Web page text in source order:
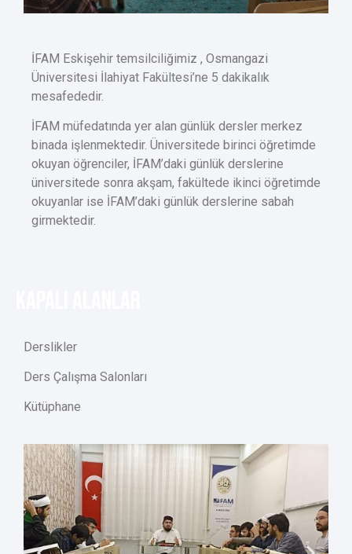
İFAM Eskişehir temsilciliğimiz , Osmangazi
Üniversitesi İlahiyat Fakültesi’ne 5 dakikalık
mesafededir.
İFAM müfedatında yer alan günlük dersler merkez
binada işlenmektedir. Üniversitede birinci öğretimde
okuyan öğrenciler, İFAM’daki günlük derslerine
üniversitede sonra akşam, fakültede ikinci öğretimde
okuyanlar ise İFAM’daki günlük derslerine sabah
girmektedir.
Derslikler
Ders Çalışma Salonları
Kütüphane